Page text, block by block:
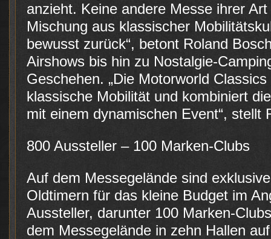
anzieht. Keine andere Messe ihrer
Mischung aus klassischer
bewusst zurück“, betont Roland
Airshows bis hin zu Nostalgie-
Geschehen. „Die Motorworld
klassische Mobilität und kombiniert
mit einem dynamischen Event“, stellt
800 Aussteller – 100 Marken-Clubs
Auf dem Messegelände sind
Oldtimern für das kleine Budget im
Aussteller, darunter 100 Marken-
dem Messegelände in zehn Hallen